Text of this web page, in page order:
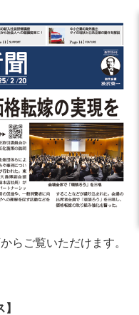
らご覧いただけます。